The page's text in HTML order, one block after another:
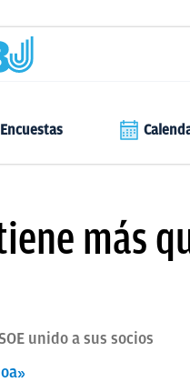
más
unido a sus socios